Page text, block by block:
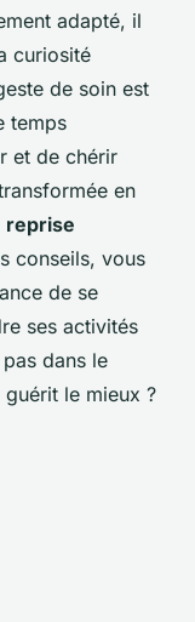
adapté, il
curiosité
de soin est
temps
et de chérir
en
reprise
conseils, vous
de se
ses activités
dans le
guérit le mieux ?